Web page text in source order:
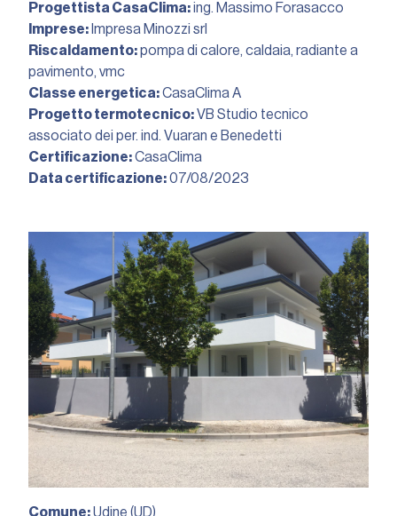
Progettista CasaClima:ing. Massimo Forasacco
Imprese: Impresa Minozzi srl
Riscaldamento:pompa di calore, caldaia, radiante a
pavimento, vmc
Classe energetica:CasaClima A
Progetto termotecnico:VB Studio tecnico
associato dei per. ind. Vuaran e Benedetti
Certificazione:CasaClima
Data certificazione:07/08/2023︎
Comune:Udine (UD)